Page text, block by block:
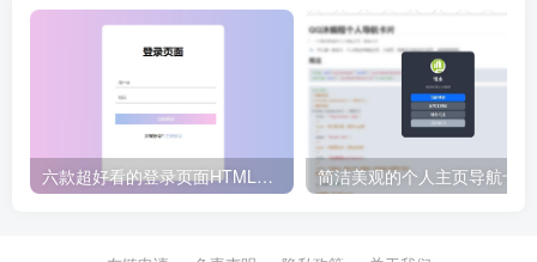
六款超好看的登录页面HTML源码